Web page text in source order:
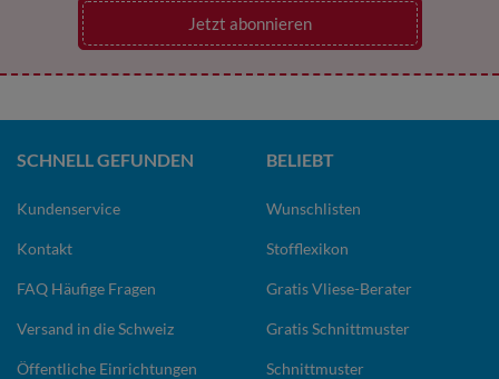
Jetzt abonnieren
SCHNELL GEFUNDEN
Kundenservice
Kontakt
FAQ Häufige Fragen
Versand in die Schweiz
Öffentliche Einrichtungen
BELIEBT
Wunschlisten
Stofflexikon
Gratis Vliese-Berater
Gratis Schnittmuster
Schnittmuster